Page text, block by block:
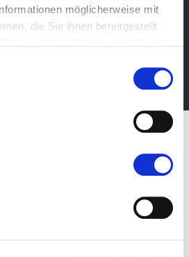
möglicherweise mit
die Sie ihnen bereitgestellt
immer up-to-date, erhalte
Natürlich